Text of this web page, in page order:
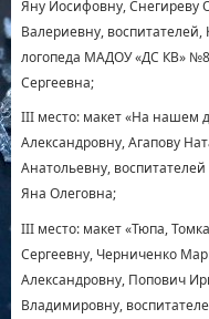
Яну Иосифовну, Снегиреву
Валериевну, воспитателей,
логопеда МАДОУ «ДС КВ»
Сергеевна;
III место: макет «На нашем
Александровну, Агапову
Анатольевну,
Яна Олеговна;
III место: макет «Тюпа,
Сергеевну, Черниченко
Александровну, Попович
Владимировну,